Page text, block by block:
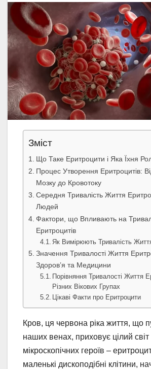
Зміст
Що Таке Еритроцити і Яка Їхня
Процес Утворення Еритроцитів:
Мозку до Кровотоку
Середня Тривалість Життя
Людей
Фактори, що Впливають на
Еритроцитів
Як Вимірюють Тривалість
Значення Тривалості Життя
Здоров’я та Медицини
Порівняння Тривалості Життя
Різних Вікових Групах
Цікаві Факти про Еритроцити
Кров, ця червона ріка життя, що
наших венах, приховує цілий світ
мікроскопічних героїв –
маленькі дископодібні клітини,